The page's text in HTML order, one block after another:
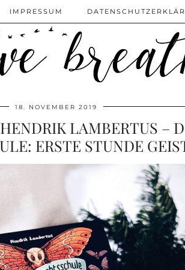
IMPRESSUM
18. NOVEMBER 2019
LAMBERTUS –
ERSTE STUNDE